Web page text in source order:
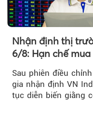
Nhận định thị
6/8: Hạn chế
Sau phiên điều
gia nhận định VN
tục diễn biến giằng